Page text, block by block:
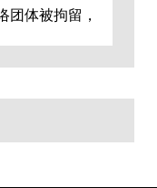
团体被拘留，